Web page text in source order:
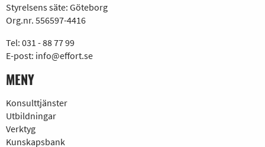
Styrelsens säte: Göteborg
Org.nr. 556597-4416
Tel: 031 - 88 77 99
E-post: info@effort.se
MENY
Konsulttjänster
Utbildningar
Verktyg
Kunskapsbank